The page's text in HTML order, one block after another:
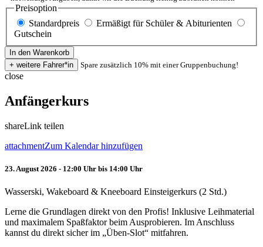
Preisoption
Standardpreis
Ermäßigt für Schüler & Abiturienten
Gutschein
Spare zusätzlich 10% mit einer Gruppenbuchung!
close
Anfängerkurs
shareLink teilen
attachmentZum Kalendar hinzufügen
23. August 2026 - 12:00 Uhr bis 14:00 Uhr
Wasserski, Wakeboard & Kneeboard Einsteigerkurs (2 Std.)
Lerne die Grundlagen direkt von den Profis! Inklusive Leihmaterial
und maximalem Spaßfaktor beim Ausprobieren. Im Anschluss
kannst du direkt sicher im „Üben-Slot“ mitfahren.